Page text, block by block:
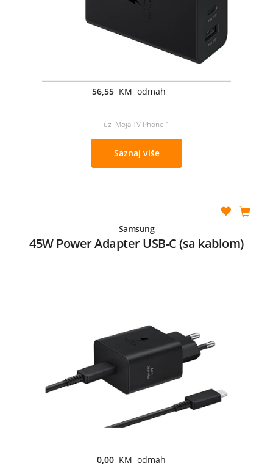
56,55 KM odmah
uz Moja TV Phone 1
Saznaj više
Samsung
45W Power Adapter USB-C (sa kablom)
0,00 KM odmah